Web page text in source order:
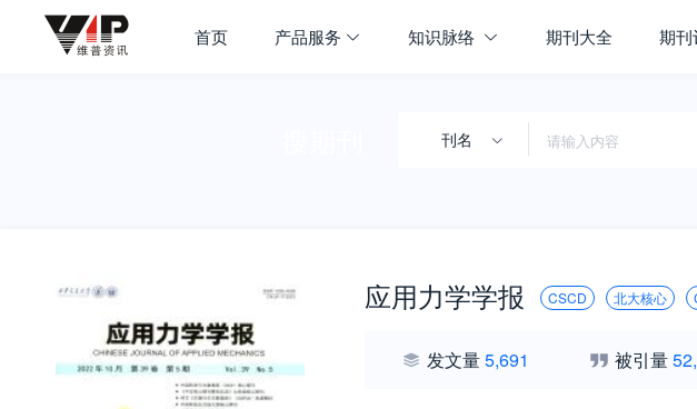
首页 产品服务 知识脉络 期刊大全 期刊
刊名
应用力学学报 CSCD 北大核心
发文量5,691 被引量